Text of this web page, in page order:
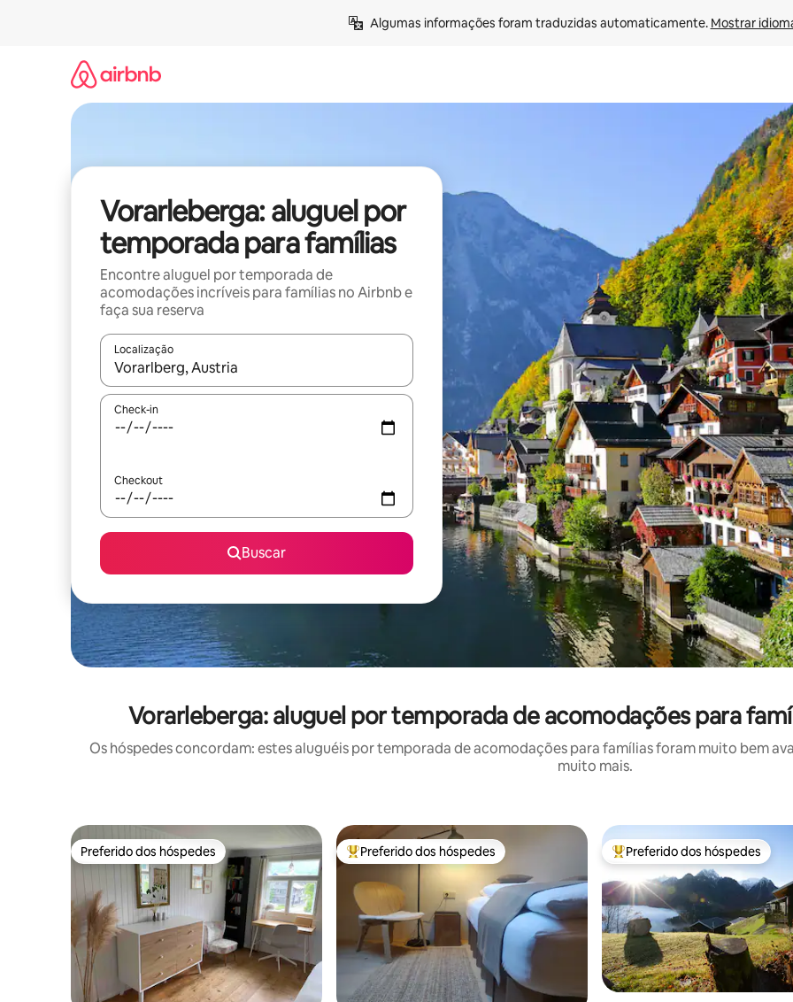
Algumas informações foram traduzidas automaticamente. Mostrar
Vorarleberga: aluguel por
temporada para famílias
Encontre aluguel por temporada de
acomodações incríveis para famílias no Airbnb e
faça sua reserva
Localização
Quando os resultados estiverem disponíveis, explore-os usando as seta para cima e para baixo do teclado ou tocando
Check-in
Checkout
Buscar
Vorarleberga: aluguel por temporada de acomodações para
Os hóspedes concordam: estes aluguéis por temporada de acomodações para famílias foram muito bem
muito mais.
Preferido dos hóspedes
Preferido dos hóspedes Entre os melhores preferidos dos hóspedes
Preferido dos hóspedes Entre os melhores preferidos
Preferido dos hóspedes